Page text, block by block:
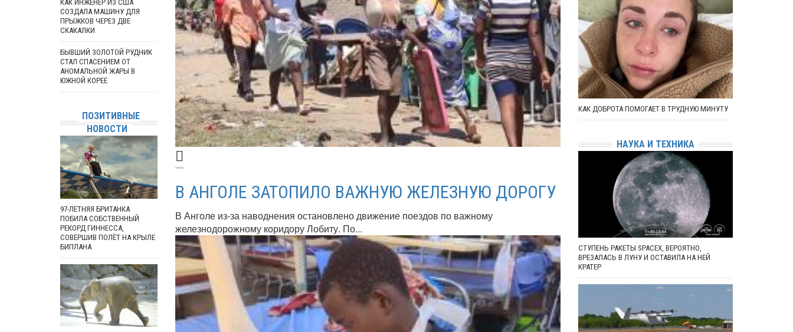
В АНГОЛЕ ЗАТОПИЛО ВАЖНУЮ ЖЕЛЕЗНУЮ ДОРОГУ
В Анголе из-за наводнения остановлено движение поездов по важному
железнодорожному коридору Лобиту. По...
КАК ИНЖЕНЕР ИЗ США
СОЗДАЛА МАШИНУ ДЛЯ
ПРЫЖКОВ ЧЕРЕЗ ДВЕ
СКАКАЛКИ
БЫВШИЙ ЗОЛОТОЙ РУДНИК
СТАЛ СПАСЕНИЕМ ОТ
АНОМАЛЬНОЙ ЖАРЫ В
ЮЖНОЙ КОРЕЕ
ПОЗИТИВНЫЕ
НОВОСТИ
97-ЛЕТНЯЯ БРИТАНКА
ПОБИЛА СОБСТВЕННЫЙ
РЕКОРД ГИННЕССА,
СОВЕРШИВ ПОЛЁТ НА КРЫЛЕ
БИПЛАНА
КАК ДОБРОТА ПОМОГАЕТ В ТРУДНУЮ МИНУТУ
НАУКА И ТЕХНИКА
СТУПЕНЬ РАКЕТЫ SPACEX, ВЕРОЯТНО,
ВРЕЗАЛАСЬ В ЛУНУ И ОСТАВИЛА НА НЕЙ
КРАТЕР